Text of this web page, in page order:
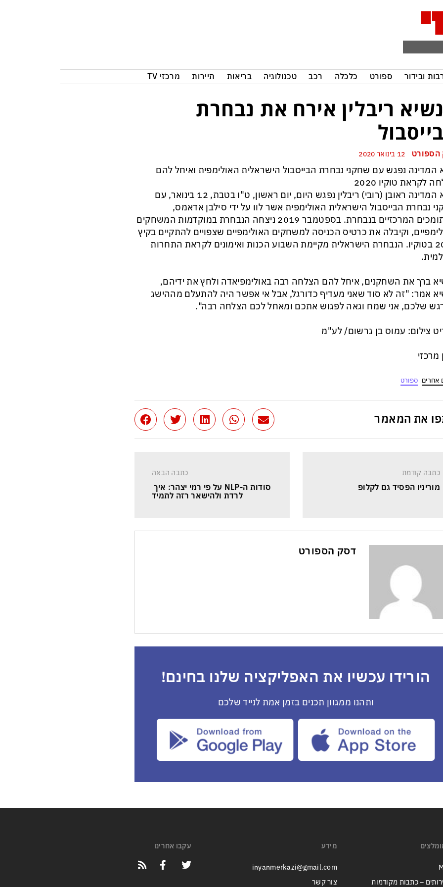
ובידור ספורט כלכלה רכב טכנולוגיה בריאות תיירות מרכזי TV
ריבלין אירח את נבחרת
הספורט
המדינה נפגש עם שחקני נבחרת הבייסבול הישראלית האולימפית ואיחל להם
לקראת טוקיו 2020
נשיא המדינה ראובן (רובי) ריבלין נפגש היום, יום ראשון, ט"ו בטבת, 12 בינואר, עם
נבחרת הבייסבול הישראלית האולימפית אשר לוו על ידי סילבן אדאמס,
מהתומכים המרכזיים בנבחרת. בספטמבר 2019 ניצחה הנבחרת במוקדמות המשחקים
וקיבלה את כרטיס הכניסה למשחקים האולימפיים שצפויים להתקיים בקיץ
2020 בטוקיו. הנבחרת הישראלית מקיימת השבוע הכנות ואימונים לקראת התחרות
ברך את השחקנים, איחל להם הצלחה רבה באולימפיאדה ולחץ את ידיהם,
אמר: "זה לא סוד שאני מעדיף כדורגל, אבל אי אפשר היה להתעלם מההישג
שלכם, אני שמח וגאה לפגוש אתכם ומאחל לכם הצלחה רבה".
צילום: עמוס בן גרשום/ לע"מ
מרכזי
אחרים ספורט
את המאמר
כתבה קודמת
מוריניו הפסיד גם לקלופ
כתבה הבאה
סודות ה-NLP על פי רמי יצהר: איך
לרדת ולהישאר רזה לתמיד
דסק הספורט
הורידו עכשיו את האפליקציה שלנו בחינם!
ותהנו ממגוון תכנים בזמן אמת לנייד שלכם
– כתבות מקודמות
מידע
inyanmerkazi@gmail.com
צור קשר
עקבו אחרינו